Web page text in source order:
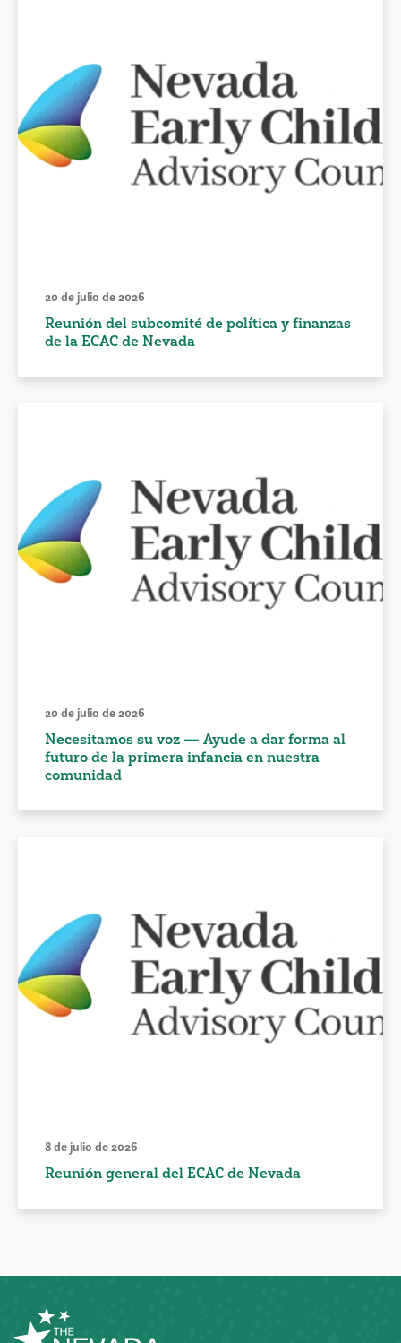
20 de julio de 2026
Reunión del subcomité de política y finanzas
de la ECAC de Nevada
20 de julio de 2026
Necesitamos su voz — Ayude a dar forma al
futuro de la primera infancia en nuestra
comunidad
8 de julio de 2026
Reunión general del ECAC de Nevada